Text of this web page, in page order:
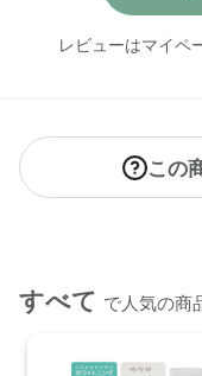
レビューはマイペ
この
すべて で人気の商